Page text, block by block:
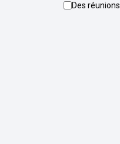
Des réunions